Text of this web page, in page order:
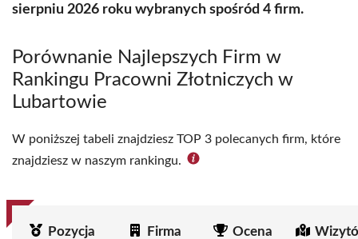
sierpniu 2026 roku wybranych spośród 4 firm.
Porównanie Najlepszych Firm w
Rankingu Pracowni Złotniczych w
Lubartowie
W poniższej tabeli znajdziesz TOP 3 polecanych firm, które
znajdziesz w naszym rankingu.
Pozycja Firma Ocena